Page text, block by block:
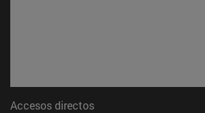
Accesos directos